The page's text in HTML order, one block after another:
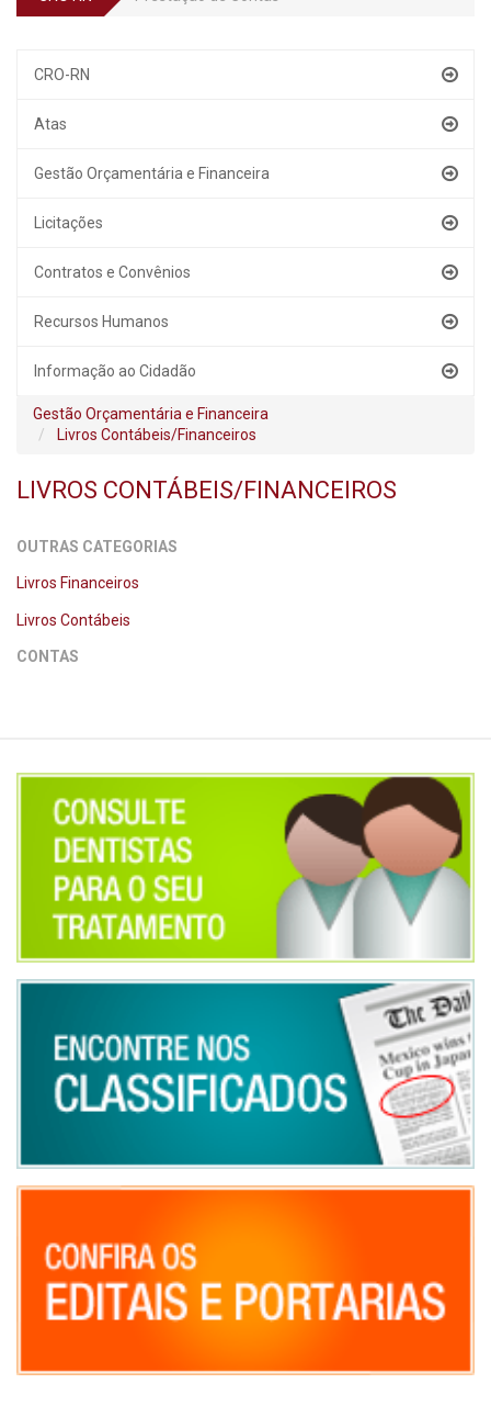
CRO-RN
Atas
Gestão Orçamentária e Financeira
Licitações
Contratos e Convênios
Recursos Humanos
Informação ao Cidadão
Gestão Orçamentária e Financeira
Livros Contábeis/Financeiros
LIVROS CONTÁBEIS/FINANCEIROS
OUTRAS CATEGORIAS
Livros Financeiros
Livros Contábeis
CONTAS